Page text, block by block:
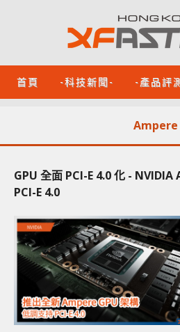
首頁 -科技新聞- -產品評
Ampere
GPU 全面 PCI-E 4.0 化 -
PCI-E 4.0